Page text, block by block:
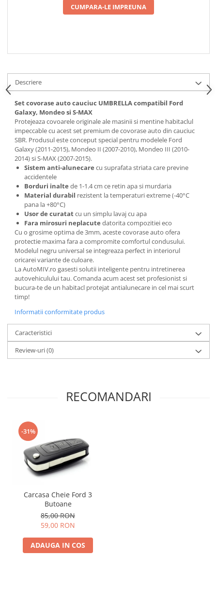
Spray Curatare Frane
Curatare si Detailing Interior
Curatare si Detailing Exterior
Articole Auto Sezoniere
Produse de Iarna
Cabluri Pornire
Produse de Vara
Blog
CUMPARA-LE IMPREUNA
Descriere
Set covorase auto cauciuc UMBRELLA compatibil Ford
Galaxy, Mondeo si S-MAX
Protejeaza covoarele originale ale masinii si mentine habitaclul
impeccable cu acest set premium de covorase auto din cauciuc
SBR. Produsul este conceput special pentru modelele Ford
Galaxy (2011-2015), Mondeo II (2007-2010), Mondeo III (2010-
2014) si S-MAX (2007-2015).
Sistem anti-alunecare cu suprafata striata care previne
accidentele
Borduri inalte de 1-1.4 cm ce retin apa si murdaria
Material durabil rezistent la temperaturi extreme (-40°C
pana la +80°C)
Usor de curatatcu un simplu lavaj cu apa
Fara mirosuri neplacute datorita compozitiei eco
Cu o grosime optima de 3mm, aceste covorase auto ofera
protectie maxima fara a compromite comfortul condusului.
Modelul negru universal se integreaza perfect in interiorul
oricarei variante de culoare.
La AutoMIV.ro gasesti solutii inteligente pentru intretinerea
autovehiculului tau. Comanda acum acest set profesionist si
bucura-te de un habitacl protejat antialunecare in cel mai scurt
timp!
Informatii conformitate produs
Caracteristici
Review-uri(0)
RECOMANDARI
-31%
Carcasa Cheie Ford 3
Butoane
85,00 RON
59,00 RON
ADAUGA IN COS